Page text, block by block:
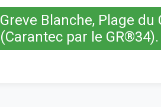
Greve Blanche, Plage
(Carantec par le GR®34).